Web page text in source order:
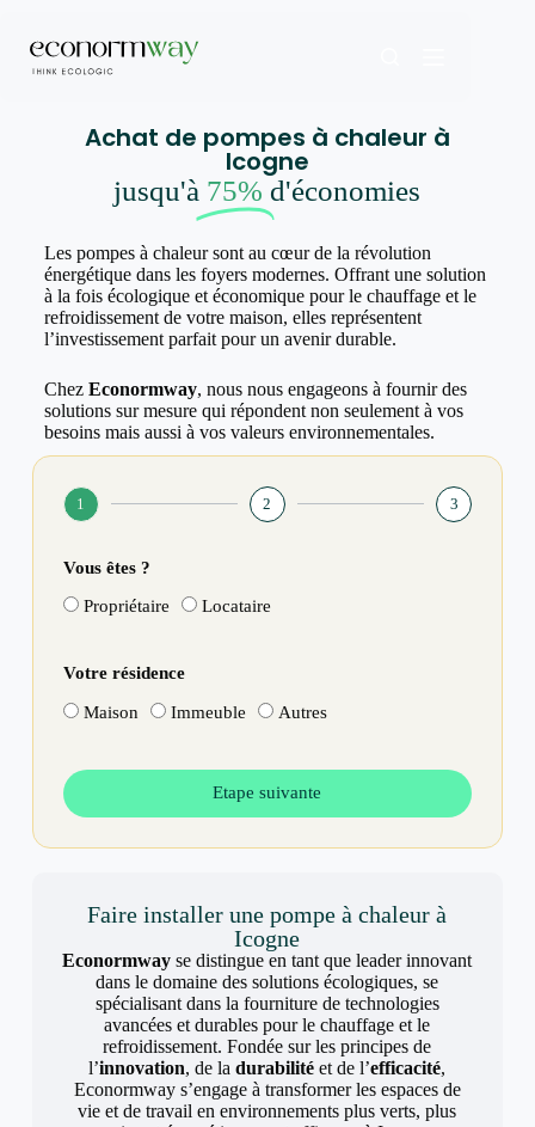
Achat de pompes à chaleur à
Icogne
jusqu'à 75% d'économies
Les pompes à chaleur sont au cœur de la révolution
énergétique dans les foyers modernes. Offrant une solution
à la fois écologique et économique pour le chauffage et le
refroidissement de votre maison, elles représentent
l’investissement parfait pour un avenir durable.
Chez Econormway, nous nous engageons à fournir des
solutions sur mesure qui répondent non seulement à vos
besoins mais aussi à vos valeurs environnementales.
1 2 3
Vous êtes ?
Propriétaire Locataire
Votre résidence
Maison Immeuble Autres
Etape suivante
Faire installer une pompe à chaleur à
Icogne
Econormway se distingue en tant que leader innovant
dans le domaine des solutions écologiques, se
spécialisant dans la fourniture de technologies
avancées et durables pour le chauffage et le
refroidissement. Fondée sur les principes de
l’innovation, de ladurabilité et de l’efficacité,
Econormway s’engage à transformer les espaces de
vie et de travail en environnements plus verts, plus